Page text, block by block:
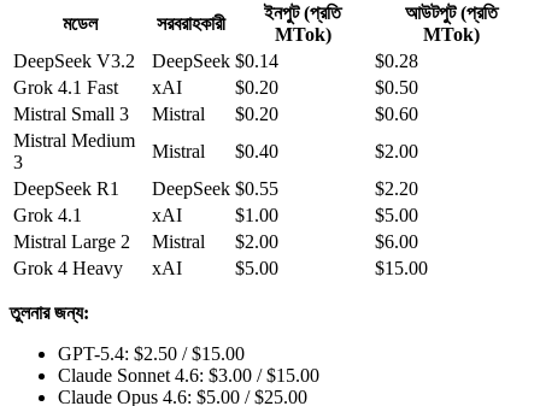
মডেল সরবরাহকারী
ইনপুট (প্রতি
MTok)
আউটপুট (প্রতি
MTok)
DeepSeek V3.2
DeepSeek $0.14
$0.28
Grok 4.1 Fast
xAI $0.20
$0.50
Mistral Small 3
Mistral $0.20
$0.60
Mistral Medium
3
Mistral $0.40
$2.00
DeepSeek R1
DeepSeek $0.55
$2.20
Grok 4.1
xAI $1.00
$5.00
Mistral Large 2
Mistral $2.00
$6.00
Grok 4 Heavy
xAI $5.00 $15.00
তুলনার জন্য:
GPT-5.4: $2.50 / $15.00
Claude Sonnet 4.6: $3.00 / $15.00
Claude Opus 4.6: $5.00 / $25.00